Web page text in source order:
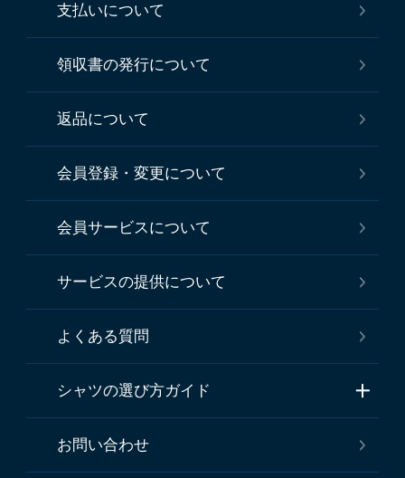
支払いについて
領収書の発行について
返品について
会員登録・変更について
会員サービスについて
サービスの提供について
よくある質問
シャツの選び方ガイド
お問い合わせ